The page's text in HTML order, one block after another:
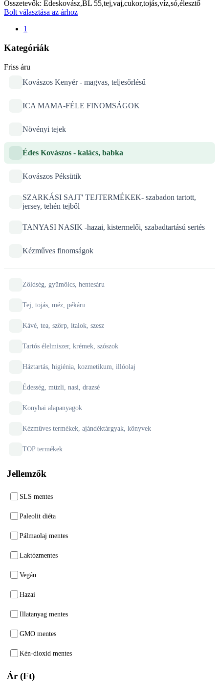
Összetevők: Édeskovász,BL 55,tej,vaj,cukor,tojás,víz,só,élesztő
Bolt választása az árhoz
1
Kategóriák
Friss áru
Kovászos Kenyér - magvas, teljesőrlésű
ICA MAMA-FÉLE FINOMSÁGOK
Növényi tejek
Édes Kovászos - kalács, babka
Kovászos Péksütik
SZARKÁSI SAJT' TEJTERMÉKEK- szabadon tartott,
jersey, tehén tejből
TANYASI NASIK -hazai, kistermelői, szabadtartású sertés
Kézműves finomságok
Zöldség, gyümölcs, hentesáru
Tej, tojás, méz, pékáru
Kávé, tea, szörp, italok, szesz
Tartós élelmiszer, krémek, szószok
Háztartás, higiénia, kozmetikum, illóolaj
Édesség, müzli, nasi, drazsé
Konyhai alapanyagok
Kézműves termékek, ajándéktárgyak, könyvek
TOP termékek
Jellemzők
SLS mentes
Paleolit diéta
Pálmaolaj mentes
Laktózmentes
Vegán
Hazai
Illatanyag mentes
GMO mentes
Kén-dioxid mentes
Ár (Ft)